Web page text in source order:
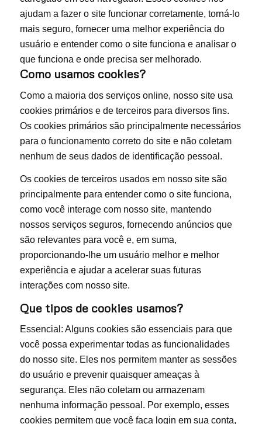
ajudam a fazer o site funcionar corretamente, torná-lo
mais seguro, fornecer uma melhor experiência do
usuário e entender como o site funciona e analisar o
que funciona e onde precisa ser melhorado.
Como usamos cookies?
Como a maioria dos serviços online, nosso site usa
cookies primários e de terceiros para diversos fins.
Os cookies primários são principalmente necessários
para o funcionamento correto do site e não coletam
nenhum de seus dados de identificação pessoal.
Os cookies de terceiros usados ​​em nosso site são
principalmente para entender como o site funciona,
como você interage com nosso site, mantendo
nossos serviços seguros, fornecendo anúncios que
são relevantes para você e, em suma,
proporcionando-lhe um usuário melhor e melhor
experiência e ajudar a acelerar suas futuras
interações com nosso site.
Que tipos de cookies usamos?
Essencial: Alguns cookies são essenciais para que
você possa experimentar todas as funcionalidades
do nosso site. Eles nos permitem manter as sessões
do usuário e prevenir quaisquer ameaças à
segurança. Eles não coletam ou armazenam
nenhuma informação pessoal. Por exemplo, esses
cookies permitem que você faça login em sua conta,